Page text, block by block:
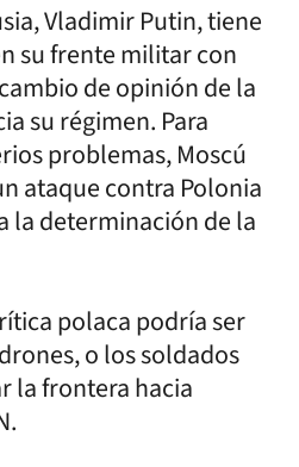
Vladimir Putin, tiene
su frente militar con
de opinión de la
su régimen. Para
problemas, Moscú
ataque contra Polonia
la determinación de la
polaca podría ser
o los soldados
la frontera hacia